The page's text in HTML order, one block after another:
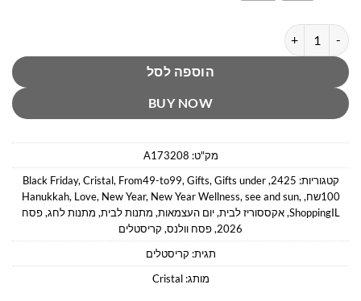
כמות של עץ אבני קריסטל קרנליאן לשמחה,תקווה ואנרגיה עוצמתית
הוספה לסל
BUY NOW
מק"ט: A173208
קטגוריות: 2425
,
Black Friday, Cristal, From49-to99, Gifts, Gifts under
100שח
,
Hanukkah, Love, New Year, New Year Wellness, see and sun,
ShoppingIL
,אקססוריז לבית,יום העצמאות, מתנות לבית, מתנות לחג,פסח
2026
,פסח וולנס, קריסטלים
תגית: קריסטלים
מותג:Cristal